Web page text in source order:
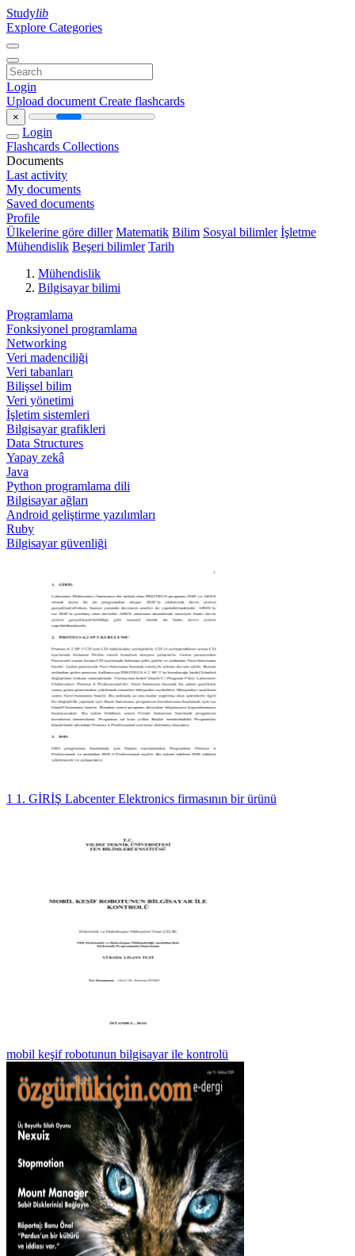
Studylib
Explore Categories
Login
Upload document Create flashcards
×
Login
Flashcards Collections
Documents
Last activity
My documents
Saved documents
Profile
Ülkelerine göre diller Matematik Bilim Sosyal bilimler İşletme
Mühendislik Beşeri bilimler Tarih
Mühendislik
Bilgisayar bilimi
Programlama
Fonksiyonel programlama
Networking
Veri madenciliği
Veri tabanları
Bilişsel bilim
Veri yönetimi
İşletim sistemleri
Bilgisayar grafikleri
Data Structures
Yapay zekâ
Java
Python programlama dili
Bilgisayar ağları
Android geliştirme yazılımları
Ruby
Bilgisayar güvenliği
1 1. GİRİŞ Labcenter Elektronics firmasının bir ürünü
mobil keşif robotunun bilgisayar ile kontrolü